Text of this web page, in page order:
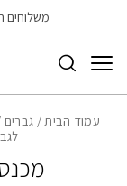
Skip to Contentמשלוחים חינם
עמוד הבית/ גברים